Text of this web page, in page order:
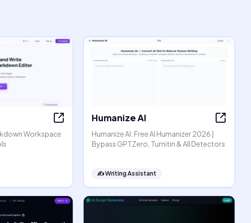
Workspace
Humanize AI
Humanize AI: Free AI Humanizer 2026 |
Bypass GPTZero, Turnitin & All Detectors
✍️Writing Assistant